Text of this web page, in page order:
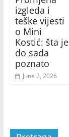
izgleda i
teške vijesti
o Mini
Kostić: šta je
do sada
poznato
June 2, 2026